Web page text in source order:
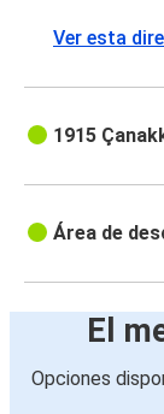
Ver esta
1915
Área de
El
Opciones